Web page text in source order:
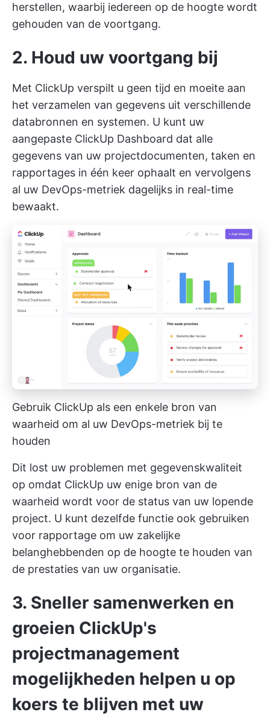
herstellen, waarbij iedereen op de hoogte wordt
gehouden van de voortgang.
2. Houd uw voortgang bij
Met ClickUp verspilt u geen tijd en moeite aan
het verzamelen van gegevens uit verschillende
databronnen en systemen. U kunt uw
aangepaste ClickUp Dashboard dat alle
gegevens van uw projectdocumenten, taken en
rapportages in één keer ophaalt en vervolgens
al uw DevOps-metriek dagelijks in real-time
bewaakt.
Gebruik ClickUp als een enkele bron van
waarheid om al uw DevOps-metriek bij te
houden
Dit lost uw problemen met gegevenskwaliteit
op omdat ClickUp uw enige bron van de
waarheid wordt voor de status van uw lopende
project. U kunt dezelfde functie ook gebruiken
voor rapportage om uw zakelijke
belanghebbenden op de hoogte te houden van
de prestaties van uw organisatie.
3. Sneller samenwerken en
groeien ClickUp's
projectmanagement
mogelijkheden helpen u op
koers te blijven met uw